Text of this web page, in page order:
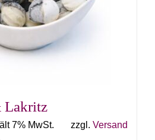
Lakritz
7% MwSt. zzgl. Versand